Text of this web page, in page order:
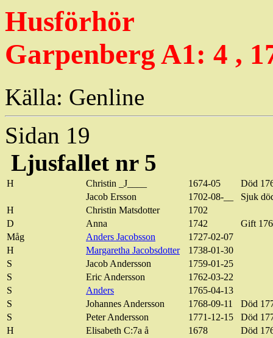
Husförhör
Garpenberg A1: 4 ,
Källa: Genline
Sidan 19
Ljusfallet nr 5
H Christin _J____ 1674-05
Död
Jacob Ersson
1702-08-__
Sjuk
H
Christin Matsdotter
1702
D
Anna 1742
Gift
Måg
Anders Jacobsson
1727-02-07
H
Margaretha Jacobsdotter
1738-01-30
S
Jacob Andersson
1759-01-25
S
Eric Andersson
1762-03-22
S
Anders
1765-04-13
S
Johannes Andersson 1768-09-11
Död
S
Peter Andersson 1771-12-15
Död
H
Elisabeth C:7a å 1678 Död